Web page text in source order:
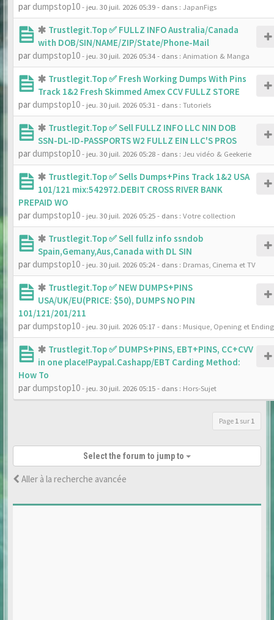
par dumpstop10- jeu. 30 juil. 2026 05:39- dans : JapanFigs
Trustlegit.Top ✅ FULLZ INFO Australia/Canada
with DOB/SIN/NAME/ZIP/State/Phone-Mail
par dumpstop10- jeu. 30 juil. 2026 05:34- dans : Animation & Manga
Trustlegit.Top ✅ Fresh Working Dumps With Pins
Track 1&2 Fresh Skimmed Amex CCV FULLZ STORE
par dumpstop10- jeu. 30 juil. 2026 05:31 - dans : Tutoriels
Trustlegit.Top ✅ Sell FULLZ INFO LLC NIN DOB
SSN-DL-ID-PASSPORTS W2 FULLZ EIN LLC'S PROS
par dumpstop10- jeu. 30 juil. 2026 05:28- dans : Jeu vidéo & Geekerie
Trustlegit.Top ✅ Sells Dumps+Pins Track 1&2 USA
101/121 mix:542972.DEBIT CROSS RIVER BANK
PREPAID WO
par dumpstop10- jeu. 30 juil. 2026 05:25- dans : Votre collection
Trustlegit.Top ✅ Sell fullz info ssndob
Spain,Gemany,Aus,Canada with DL SIN
par dumpstop10- jeu. 30 juil. 2026 05:24- dans : Dramas, Cinema et TV
Trustlegit.Top ✅ NEW DUMPS+PINS
USA/UK/EU(PRICE: $50), DUMPS NO PIN
101/121/201/211
par dumpstop10- jeu. 30 juil. 2026 05:17- dans : Musique, Opening et Ending
Trustlegit.Top ✅ DUMPS+PINS, EBT+PINS, CC+CVV
in one place!Paypal.Cashapp/EBT Carding Method:
How To
par dumpstop10- jeu. 30 juil. 2026 05:15- dans : Hors-Sujet
Page 1 sur 1
Select the forum to jump to
Aller à la recherche avancée